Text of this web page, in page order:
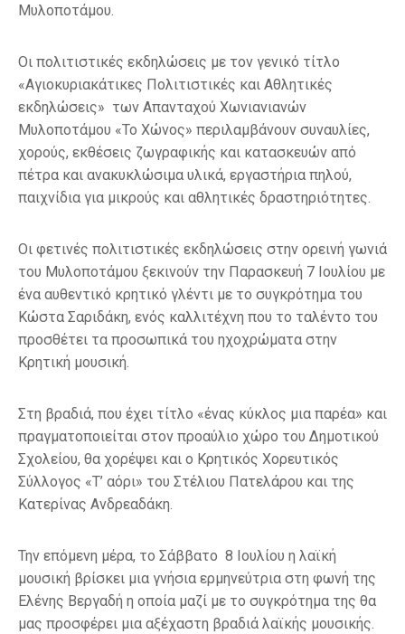
Μυλοποτάμου.
Οι πολιτιστικές εκδηλώσεις με τον γενικό τίτλο
«Αγιοκυριακάτικες Πολιτιστικές και Αθλητικές
εκδηλώσεις» των Απανταχού Χωνιανιανών
Μυλοποτάμου «Το Χώνος» περιλαμβάνουν συναυλίες,
χορούς, εκθέσεις ζωγραφικής και κατασκευών από
πέτρα και ανακυκλώσιμα υλικά, εργαστήρια πηλού,
παιχνίδια για μικρούς και αθλητικές δραστηριότητες.
Οι φετινές πολιτιστικές εκδηλώσεις στην ορεινή γωνιά
του Μυλοποτάμου ξεκινούν την Παρασκευή 7 Ιουλίου με
ένα αυθεντικό κρητικό γλέντι με το συγκρότημα του
Κώστα Σαριδάκη, ενός καλλιτέχνη που το ταλέντο του
προσθέτει τα προσωπικά του ηχοχρώματα στην
Κρητική μουσική.
Στη βραδιά, που έχει τίτλο «ένας κύκλος μια παρέα» και
πραγματοποιείται στον προαύλιο χώρο του Δημοτικού
Σχολείου, θα χορέψει και ο Κρητικός Χορευτικός
Σύλλογος «Τ’ αόρι» του Στέλιου Πατελάρου και της
Κατερίνας Ανδρεαδάκη.
Την επόμενη μέρα, το Σάββατο 8 Ιουλίου η λαϊκή
μουσική βρίσκει μια γνήσια ερμηνεύτρια στη φωνή της
Ελένης Βεργαδή η οποία μαζί με το συγκρότημα της θα
μας προσφέρει μια αξέχαστη βραδιά λαϊκής μουσικής.